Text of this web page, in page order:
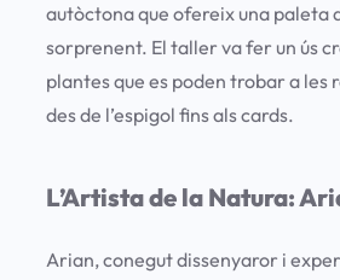
autòctona que ofereix una paleta
sorprenent. El taller va fer un ús
plantes que es poden trobar a les
des de l’espigol fins als cards.
L’Artista de la Natura:
Arian, conegut dissenyaror i